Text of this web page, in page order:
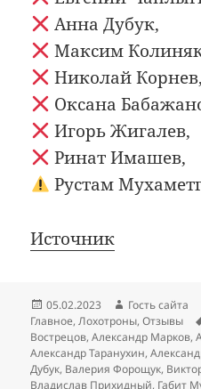
Анна Дубук,
Максим
Николай Корнев,
Оксана
Игорь Жигалев,
Ринат Имашев,
Рустам
Источник
Опубликовано
05.02.2023 Автор
Гость сайта
Главное,Лохотроны,Отзывы
Вострецов,Александр Марков,
Александр Таранухин,
Дубук, Валерия Форощук,
Владислав Прихидный, Габит